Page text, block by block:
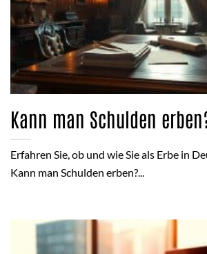
Kann man Schulden
Erfahren Sie, ob und wie Sie als Erbe in
Kann man Schulden erben?...